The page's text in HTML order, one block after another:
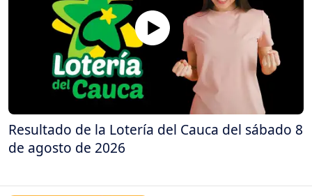
Resultado de la Lotería del Cauca del sábado 8
de agosto de 2026